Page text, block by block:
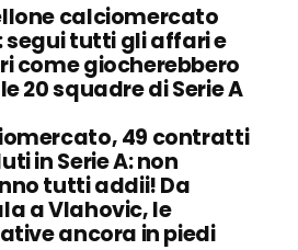
calciomercato
segui tutti gli affari e
come giocherebbero
20 squadre di Serie A
49 contratti
in Serie A: non
tutti addii! Da
a Vlahovic, le
ancora in piedi